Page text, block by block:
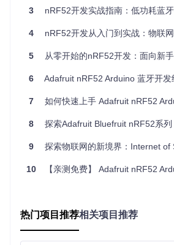
F52840 Express凭借其紧凑设计和丰富
LED阵列，特别适合教育和互动装置开
突出。每种开发板的硬件特性都在
置。
低功耗应用设计要点
nRF52系列芯片的低功耗特性是物联网
management接口控制外设电源。利用
数据显示，采用深度休眠模式的设备可实
3 nRF52开发实战指南：低功耗蓝牙与跨
4 nRF52开发从入门到实战：物联网
5 从零开始的nRF52开发：面向新
6 Adafruit nRF52 Arduino 蓝牙开发终极指
7 如何快速上手 Adafruit nRF52 Arduino：打造你
8 探索Adafruit Bluefruit nRF52系列：强
9 探索物联网的新境界：Internet of
10 【亲测免费】 Adafruit nRF52
热门项目推荐相关项目推荐